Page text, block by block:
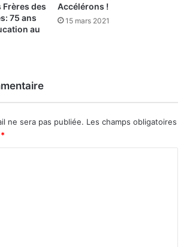
des
75 ans
au
Accélérons !
15 mars 2021
ne sera pas publiée. Les champs obligatoires
*